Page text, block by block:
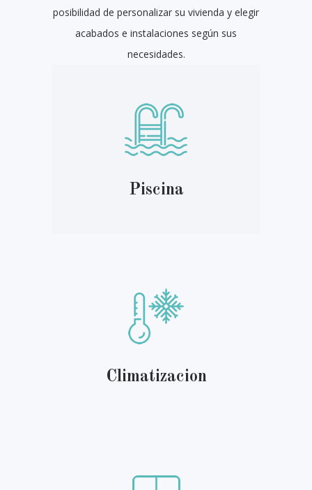
posibilidad de personalizar su vivienda y elegir
acabados e instalaciones según sus
necesidades.
Piscina
Climatizacion